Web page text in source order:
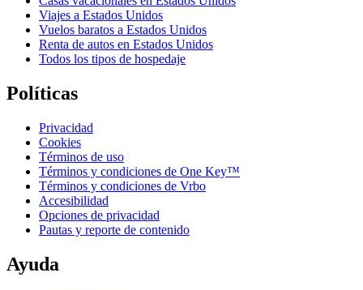
Viajes a Estados Unidos
Vuelos baratos a Estados Unidos
Renta de autos en Estados Unidos
Todos los tipos de hospedaje
Políticas
Privacidad
Cookies
Términos de uso
Términos y condiciones de One Key™
Términos y condiciones de Vrbo
Accesibilidad
Opciones de privacidad
Pautas y reporte de contenido
Ayuda